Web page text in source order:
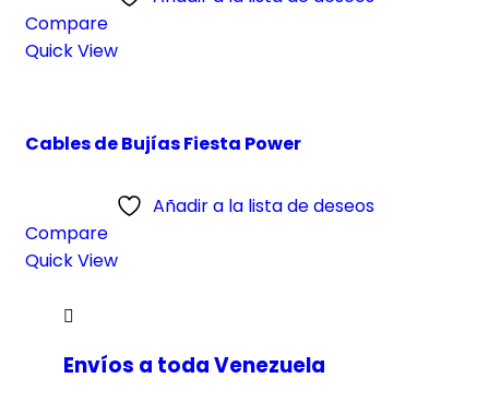
Compare
Quick View
Cables de Bujías Fiesta Power
Añadir a la lista de deseos
Compare
Quick View
Envíos a toda Venezuela